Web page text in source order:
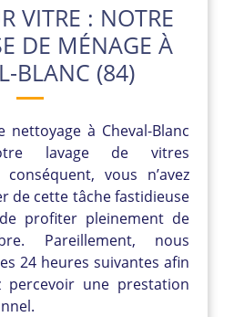
VITRE : NOTRE
DE MÉNAGE À
BLANC (84)
à Cheval-Blanc
lavage de vitres
vous n’avez
de cette tâche fastidieuse
profiter pleinement de
Pareillement, nous
24 heures suivantes afin
percevoir une prestation